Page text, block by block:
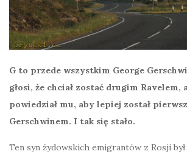
G to przede wszystkim George
głosi, że chciał zostać drugim Ravelem,
powiedział mu, aby lepiej został
Gerschwinem. I tak się stało.
Ten syn żydowskich emigrantów z Rosji